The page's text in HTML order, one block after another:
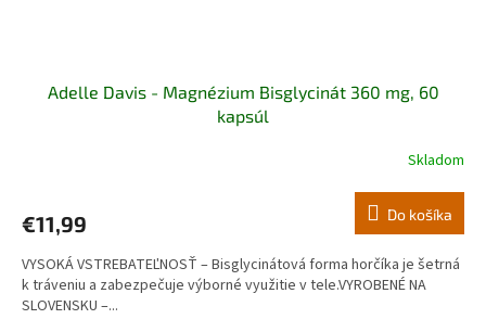
Adelle Davis - Magnézium Bisglycinát 360 mg, 60
kapsúl
Skladom
€11,99 Do košíka
VYSOKÁ VSTREBATEĽNOSŤ – Bisglycinátová forma horčíka je šetrná
k tráveniu a zabezpečuje výborné využitie v tele.VYROBENÉ NA
SLOVENSKU –...